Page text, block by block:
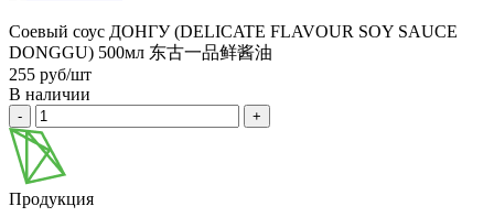
Соевый соус ДОНГУ (DELICATE FLAVOUR SOY SAUCE
DONGGU) 500мл 东古一品鲜酱油
255 руб/шт
В наличии
- +
Продукция